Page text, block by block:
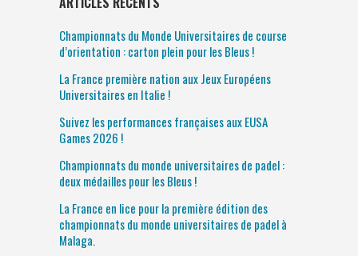
Championnats du Monde Universitaires de course
d’orientation : carton plein pour les Bleus !
La France première nation aux Jeux Européens
Universitaires en Italie !
Suivez les performances françaises aux EUSA
Games 2026 !
Championnats du monde universitaires de padel :
deux médailles pour les Bleus !
La France en lice pour la première édition des
championnats du monde universitaires de padel à
Malaga.